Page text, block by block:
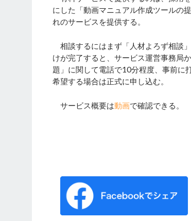
にした「動画マニュアル作成ツールの
れのサービスを提供する。
相談するにはまず「人材よろず相談
けが完了すると、サービス運営事務局
題」に関して電話で10分程度、事前に
希望する場合は正式に申し込む。
サービス概要は動画で確認できる。